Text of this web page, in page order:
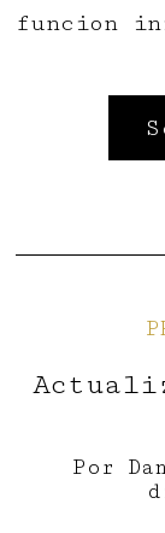
funcion
Por